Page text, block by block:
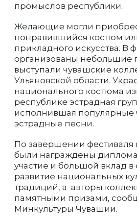
промыслов республики.
Желающие могли
понравившийся костюм
прикладного искусства. В
организованы небольшие
выступали чувашские
Ульяновской области.
национального костюма
республике эстрадная
исполнившая популярные
эстрадные песни.
По завершении фестиваля
были награждены
участие и большой вклад в
развитие национальных
традиций, а авторы
памятными призами,
Минкультуры Чувашии.